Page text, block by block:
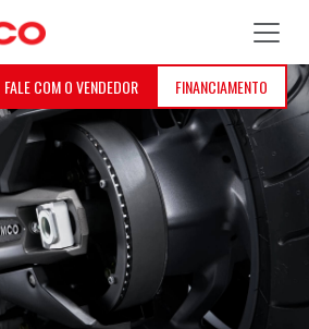
FALE COM O VENDEDOR FINANCIAMENTO